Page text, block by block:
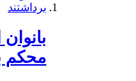
محكم